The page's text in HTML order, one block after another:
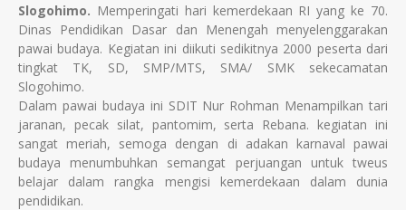
Slogohimo. Memperingati hari kemerdekaan RI yang ke 70.
Dinas Pendidikan Dasar dan Menengah menyelenggarakan
pawai budaya. Kegiatan ini diikuti sedikitnya 2000 peserta dari
tingkat TK, SD, SMP/MTS, SMA/ SMK sekecamatan
Slogohimo.
Dalam pawai budaya ini SDIT Nur Rohman Menampilkan tari
jaranan, pecak silat, pantomim, serta Rebana. kegiatan ini
sangat meriah, semoga dengan di adakan karnaval pawai
budaya menumbuhkan semangat perjuangan untuk tweus
belajar dalam rangka mengisi kemerdekaan dalam dunia
pendidikan.